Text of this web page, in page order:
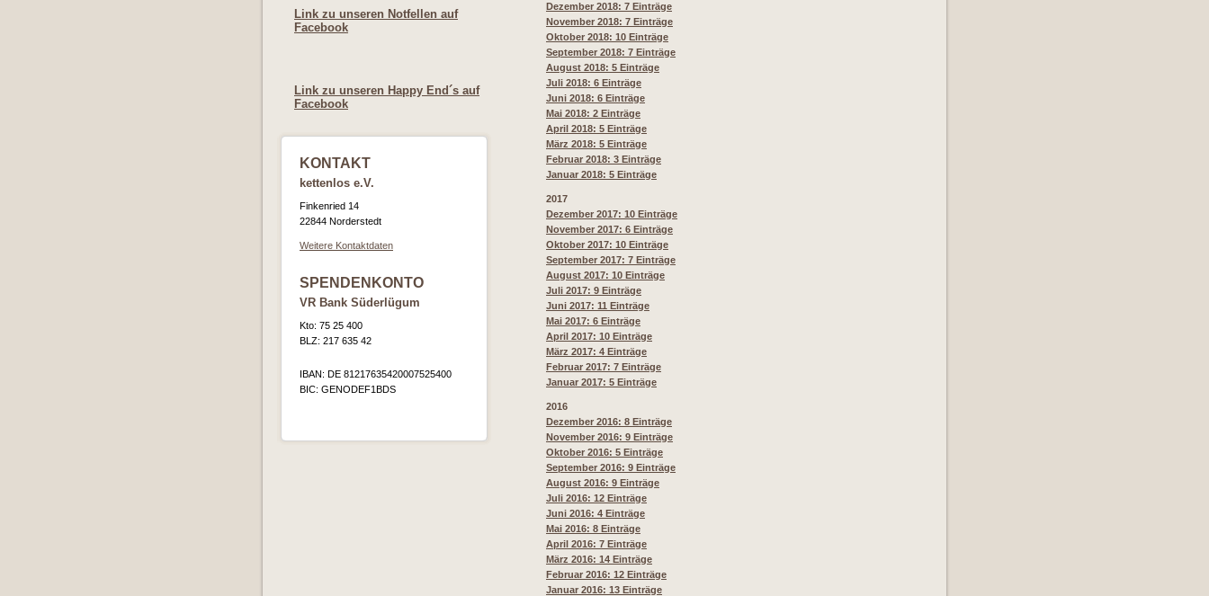
Link zu unseren Notfellen auf
Facebook
Link zu unseren Happy End´s auf
Facebook
KONTAKT
kettenlos e.V.
Finkenried 14
22844 Norderstedt
Weitere Kontaktdaten
SPENDENKONTO
VR Bank Süderlügum
Kto: 75 25 400
BLZ: 217 635 42
IBAN: DE 81217635420007525400
BIC: GENODEF1BDS
Dezember 2018: 7 Einträge
November 2018: 7 Einträge
Oktober 2018: 10 Einträge
September 2018: 7 Einträge
August 2018: 5 Einträge
Juli 2018: 6 Einträge
Juni 2018: 6 Einträge
Mai 2018: 2 Einträge
April 2018: 5 Einträge
März 2018: 5 Einträge
Februar 2018: 3 Einträge
Januar 2018: 5 Einträge
2017
Dezember 2017: 10 Einträge
November 2017: 6 Einträge
Oktober 2017: 10 Einträge
September 2017: 7 Einträge
August 2017: 10 Einträge
Juli 2017: 9 Einträge
Juni 2017: 11 Einträge
Mai 2017: 6 Einträge
April 2017: 10 Einträge
März 2017: 4 Einträge
Februar 2017: 7 Einträge
Januar 2017: 5 Einträge
2016
Dezember 2016: 8 Einträge
November 2016: 9 Einträge
Oktober 2016: 5 Einträge
September 2016: 9 Einträge
August 2016: 9 Einträge
Juli 2016: 12 Einträge
Juni 2016: 4 Einträge
Mai 2016: 8 Einträge
April 2016: 7 Einträge
März 2016: 14 Einträge
Februar 2016: 12 Einträge
Januar 2016: 13 Einträge